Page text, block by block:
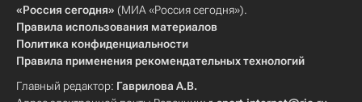
«Россия сегодня» (МИА «Россия сегодня»).
Правила использования материалов
Политика конфиденциальности
Правила применения рекомендательных технологий
Главный редактор: Гаврилова А.В.